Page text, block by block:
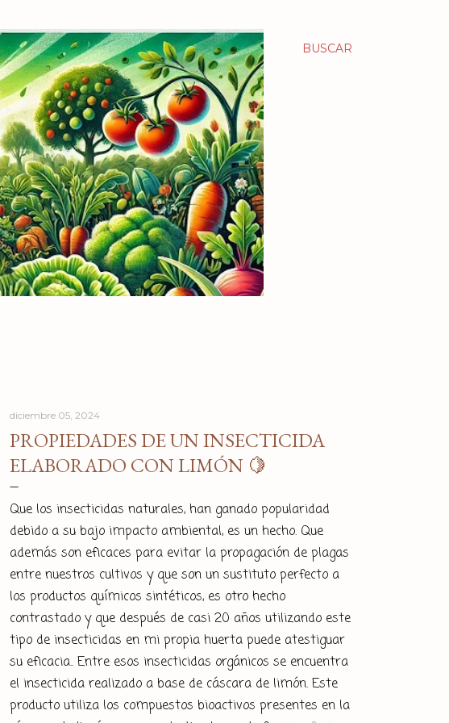
BUSCAR
diciembre 05, 2024
PROPIEDADES DE UN INSECTICIDA
ELABORADO CON LIMÓN 🍋
Que los insecticidas naturales, han ganado popularidad
debido a su bajo impacto ambiental, es un hecho. Que
además son eficaces para evitar la propagación de plagas
entre nuestros cultivos y que son un sustituto perfecto a
los productos químicos sintéticos, es otro hecho
contrastado y que después de casi 20 años utilizando este
tipo de insecticidas en mi propia huerta puede atestiguar
su eficacia.. Entre esos insecticidas orgánicos se encuentra
el insecticida realizado a base de cáscara de limón. Este
producto utiliza los compuestos bioactivos presentes en la